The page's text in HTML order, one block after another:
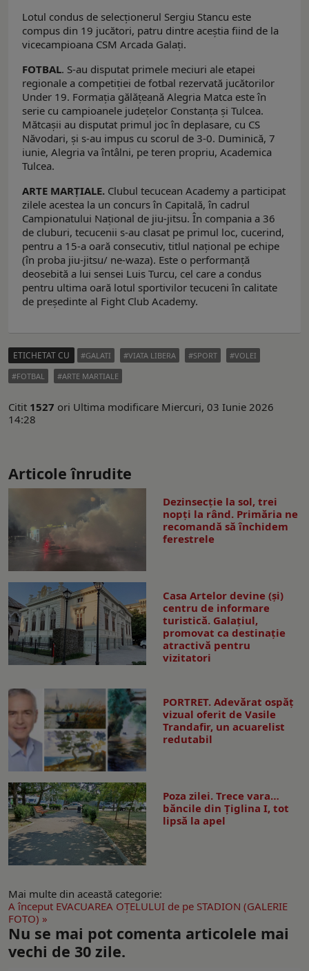
Lotul condus de selecționerul Sergiu Stancu este
compus din 19 jucători, patru dintre aceștia fiind de la
vicecampioana CSM Arcada Galați.
FOTBAL. S-au disputat primele meciuri ale etapei
regionale a competiţiei de fotbal rezervată jucătorilor
Under 19. Formaţia gălăţeană Alegria Matca este în
serie cu campioanele județelor Constanța și Tulcea.
Mătcașii au disputat primul joc în deplasare, cu CS
Năvodari, şi s-au impus cu scorul de 3-0. Duminică, 7
iunie, Alegria va întâlni, pe teren propriu, Academica
Tulcea.
ARTE MARȚIALE. Clubul tecucean Academy a participat
zilele acestea la un concurs în Capitală, în cadrul
Campionatului Național de jiu-jitsu. În compania a 36
de cluburi, tecucenii s-au clasat pe primul loc, cucerind,
pentru a 15-a oară consecutiv, titlul național pe echipe
(în proba jiu-jitsu/ ne-waza). Este o performanță
deosebită a lui sensei Luis Turcu, cel care a condus
pentru ultima oară lotul sportivilor tecuceni în calitate
de președinte al Fight Club Academy.
ETICHETAT CU GALATI VIATA LIBERA SPORT
VOLEI
FOTBAL
ARTE MARTIALE
Citit 1527 ori Ultima modificare Miercuri, 03 Iunie 2026
14:28
Articole înrudite
Dezinsecţie la sol, trei
nopţi la rând. Primăria ne
recomandă să închidem
ferestrele
Casa Artelor devine (şi)
centru de informare
turistică. Galaţiul,
promovat ca destinaţie
atractivă pentru
vizitatori
PORTRET. Adevărat ospăț
vizual oferit de Vasile
Trandafir, un acuarelist
redutabil
Poza zilei. Trece vara…
băncile din Ţiglina I, tot
lipsă la apel
Mai multe din această categorie:
A început EVACUAREA OŢELULUI de pe STADION (GALERIE
FOTO) »
Nu se mai pot comenta articolele mai
vechi de 30 zile.